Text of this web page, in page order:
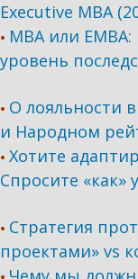
Executive MBA
• MBA или
уровень
• О лояльности
и Народном
•Хотите
Спросите
• Стратегия
проектами» vs